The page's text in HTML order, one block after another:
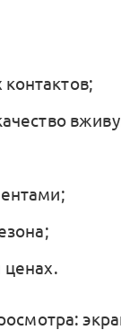
ценах.